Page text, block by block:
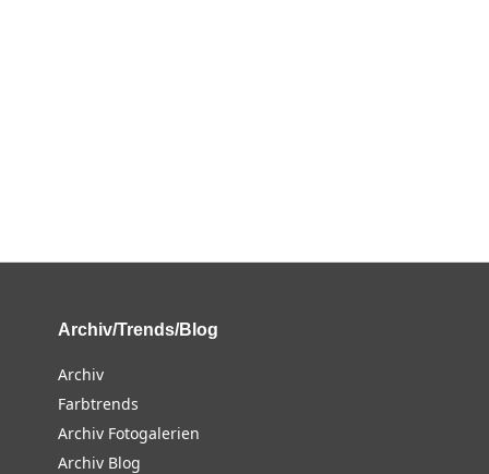
Archiv/Trends/Blog
Archiv
Farbtrends
Archiv Fotogalerien
Archiv Blog